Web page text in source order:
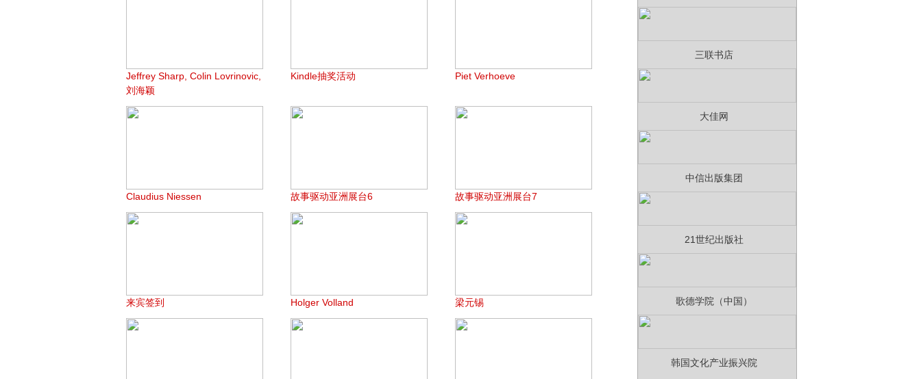
Jeffrey Sharp, Colin Lovrinovic,
刘海颖
Kindle抽奖活动 Piet Verhoeve
Claudius Niessen 故事驱动亚洲展台6 故事驱动亚洲展台7
来宾签到 Holger Volland 梁元锡
三联书店
大佳网
中信出版集团
21世纪出版社
歌德学院（中国）
韩国文化产业振兴院